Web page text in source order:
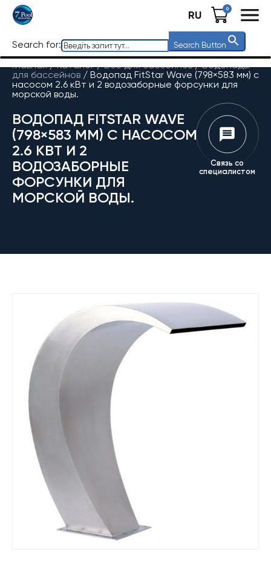
RU 0
Search for: Search Button
Главная / Каталог/Все для бассейнов/Водопады
для бассейнов / Водопад FitStar Wave (798×583 мм) с
насосом 2.6 кВт и 2 водозаборные форсунки для
морской воды.
ВОДОПАД FITSTAR WAVE
(798×583 ММ) С НАСОСОМ
2.6 КВТ И 2
ВОДОЗАБОРНЫЕ
ФОРСУНКИ ДЛЯ
МОРСКОЙ ВОДЫ.
Связь со
специалистом